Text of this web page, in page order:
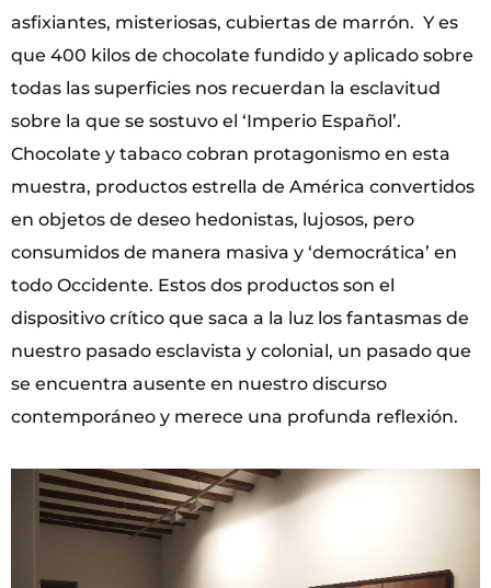
asfixiantes, misteriosas, cubiertas de marrón. Y es
que 400 kilos de chocolate fundido y aplicado sobre
todas las superficies nos recuerdan la esclavitud
sobre la que se sostuvo el ‘Imperio Español’.
Chocolate y tabaco cobran protagonismo en esta
muestra, productos estrella de América convertidos
en objetos de deseo hedonistas, lujosos, pero
consumidos de manera masiva y ‘democrática’ en
todo Occidente. Estos dos productos son el
dispositivo crítico que saca a la luz los fantasmas de
nuestro pasado esclavista y colonial, un pasado que
se encuentra ausente en nuestro discurso
contemporáneo y merece una profunda reflexión.